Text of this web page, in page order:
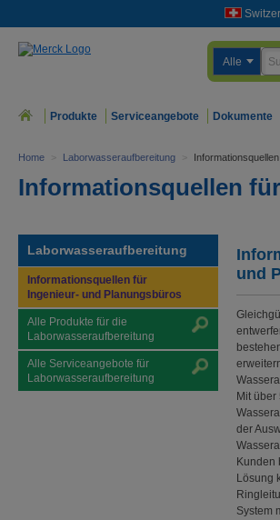
Alle
Produkte Serviceangebote Dokumente
Home > Laborwasseraufbereitung >
Informationsquellen
Laborwasseraufbereitung
Informationsquellen für
Ingenieur- und Planungsbüros
Alle Produkte für die
Laborwasseraufbereitung
Alle Serviceangebote für
Laborwasseraufbereitung
und
Mit
der
Kunden
Lösung
System